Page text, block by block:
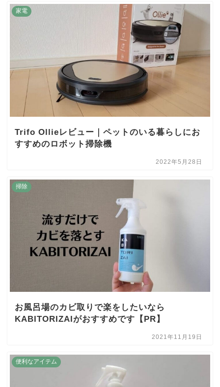
家電
Trifo Ollieレビュー｜ペットのいる暮らしにお
すすめのロボット掃除機
2022年5月28日
掃除
お風呂場のカビ取りで楽をしたいなら
KABITORIZAIがおすすめです【PR】
2021年11月19日
便利なアイテム